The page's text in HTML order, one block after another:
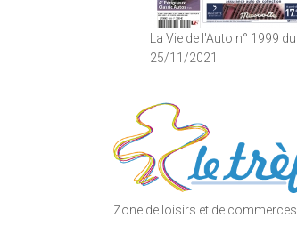
La Vie de l'Auto n° 1999 du
25/11/2021
Zone de loisirs et de commerces